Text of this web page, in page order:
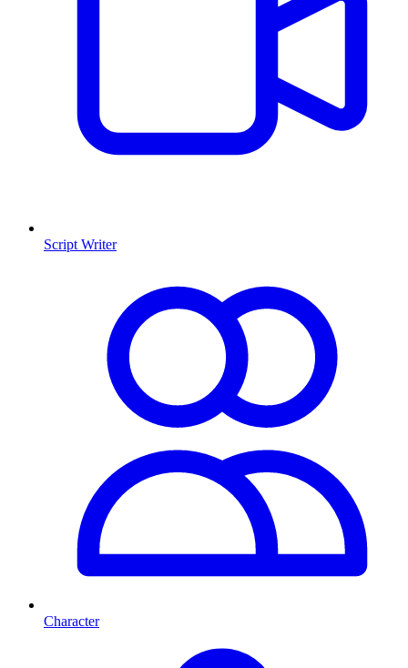
Script Writer
Character